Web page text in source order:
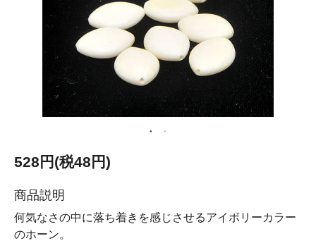
528円(税48円)
商品説明
何気なさの中に落ち着きを感じさせるアイボリーカラー
のホーン。